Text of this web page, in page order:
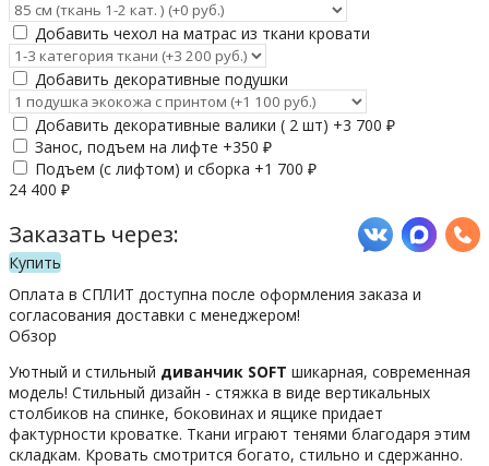
Добавить чехол на матрас из ткани кровати
Добавить декоративные подушки
Добавить декоративные валики ( 2 шт) +3 700 ₽
Занос, подъем на лифте +350 ₽
Подъем (с лифтом) и сборка +1 700 ₽
24 400 ₽
Заказать через:
Купить
Оплата в СПЛИТ доступна после оформления заказа и
согласования доставки с менеджером!
Обзор
Уютный и стильный диванчик SOFT шикарная, современная
модель! Стильный дизайн - стяжка в виде вертикальных
столбиков на спинке, боковинах и ящике придает
фактурности кроватке. Ткани играют тенями благодаря этим
складкам. Кровать смотрится богато, стильно и сдержанно.